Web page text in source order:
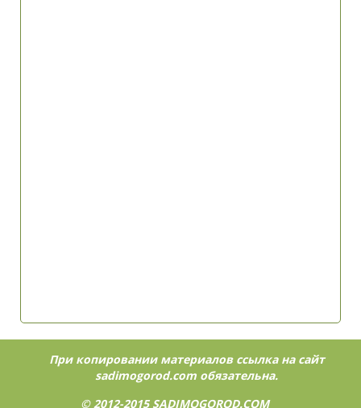
При копировании материалов ссылка на сайт
sadimogorod.com обязательна.
© 2012-2015 SADIMOGOROD.COM